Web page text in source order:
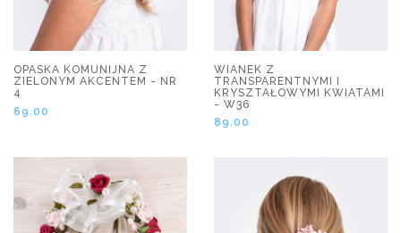
OPASKA KOMUNIJNA Z
ZIELONYM AKCENTEM - NR
4
69.00
WIANEK Z
TRANSPARENTNYMI I
KRYSZTAŁOWYMI KWIATAMI
- W36
89.00